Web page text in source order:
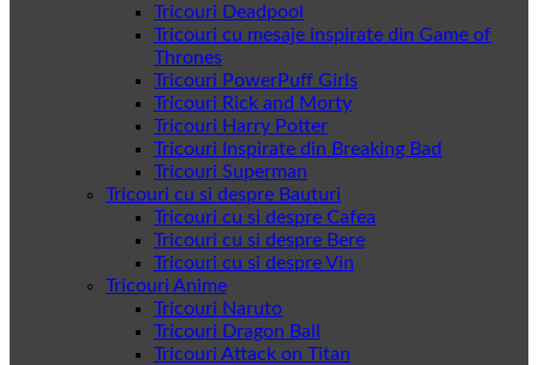
Tricouri Deadpool
Tricouri cu mesaje inspirate din Game of
Thrones
Tricouri PowerPuff Girls
Tricouri Rick and Morty
Tricouri Harry Potter
Tricouri Inspirate din Breaking Bad
Tricouri Superman
Tricouri cu si despre Bauturi
Tricouri cu si despre Cafea
Tricouri cu si despre Bere
Tricouri cu si despre Vin
Tricouri Anime
Tricouri Naruto
Tricouri Dragon Ball
Tricouri Attack on Titan